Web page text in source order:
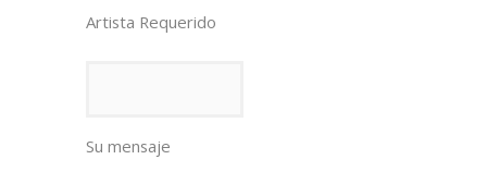
Artista Requerido
Su mensaje